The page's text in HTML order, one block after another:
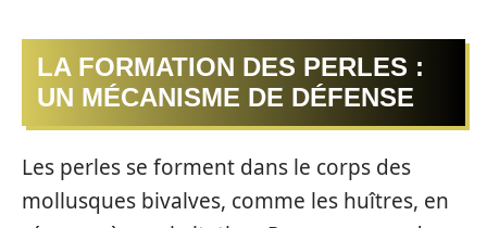
LA FORMATION DES PERLES :
UN MÉCANISME DE DÉFENSE
Les perles se forment dans le corps des
mollusques bivalves, comme les huîtres, en